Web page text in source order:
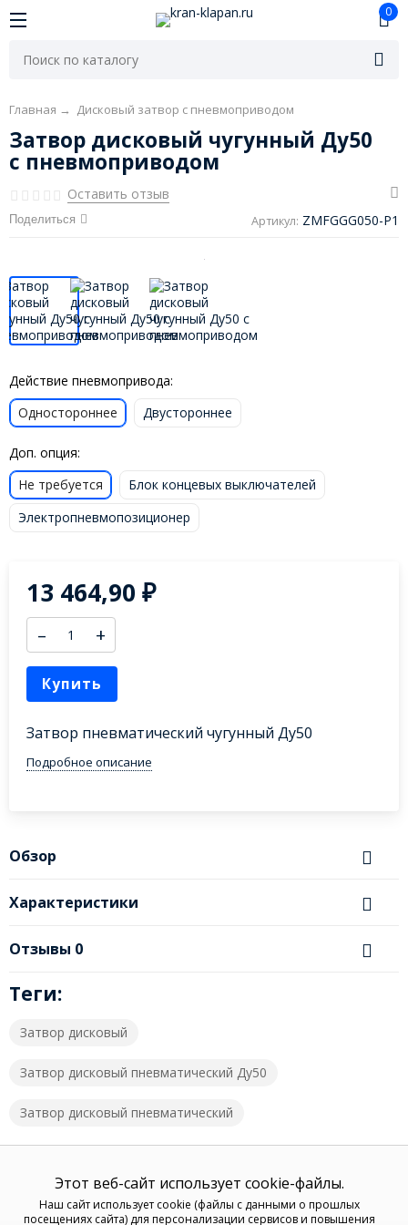
0
Главная → Дисковый затвор с пневмоприводом
Затвор дисковый чугунный Ду50
с пневмоприводом
Оставить отзыв
Поделиться Артикул: ZMFGGG050-P1
Действие пневмопривода:
Одностороннее
Двустороннее
Доп. опция:
Не требуется
Блок концевых выключателей
Электропневмопозиционер
13 464,90₽
– +
Купить
Затвор пневматический чугунный Ду50
Подробное описание
Обзор
Характеристики
Отзывы 0
Теги:
Затвор дисковый
Затвор дисковый пневматический Ду50
Затвор дисковый пневматический
Этот веб-сайт использует cookie-файлы.
Наш сайт использует cookie (файлы с данными о прошлых
посещениях сайта) для персонализации сервисов и повышения